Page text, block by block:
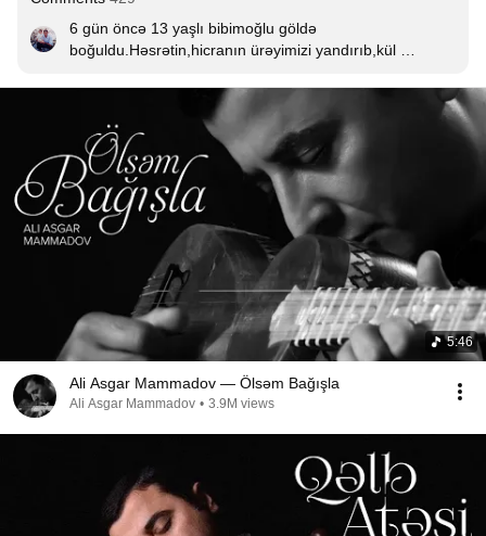
6 gün öncə 13 yaşlı bibimoğlu göldə
boğuldu.Həsrətin,hicranın ürəyimizi yandırıb,kül
qatdı qabağına,ay qardaş!?Gəl,gəl son qoy bu
həsrətə.Dözə bilmirik.Anan yazıxdı.Qoxunu bizdən
alır.Bu nə dərd idi,nə bəla idi,ilahi?Yayda gələcəkdin axı
kəndə,mənim dərsim olmayacaqdı,səni haralara
aparacaqdım mən.Gəl bax imtahanlarım qurtarıb.Sən
gələcəkdin,amma bu qədər tez,bu vəziyyətdə
gəlməməliydin axı sən.Ürəyim yanır,qəlbim
dağlanır.Çatmayan nəfəsinə bacın qurban olsun.Gəl ki
hər kəs sevinsin ,hər kəs şad olsun ,ay qardaşım,ay
körpə bala😭
5:46
Ali Asgar Mammadov — Ölsəm Bağışla
Ali Asgar Mammadov • 3.9M views